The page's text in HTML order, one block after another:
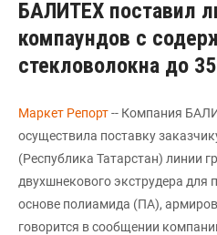
БАЛИТЕХ поставил
компаундов с
стекловолокна до
Маркет Репорт-- Компания
осуществила поставку
(Республика Татарстан) линии
двухшнекового экструдера для
основе полиамида (ПА),
говорится в сообщении